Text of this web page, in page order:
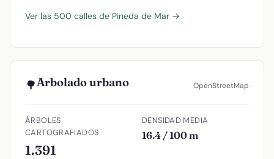
Ver las 500 calles de Pineda de Mar →
🌳Arbolado urbano OpenStreetMap
ÁRBOLES
CARTOGRAFIADOS
1.391
DENSIDAD MEDIA
16.4 / 100 m